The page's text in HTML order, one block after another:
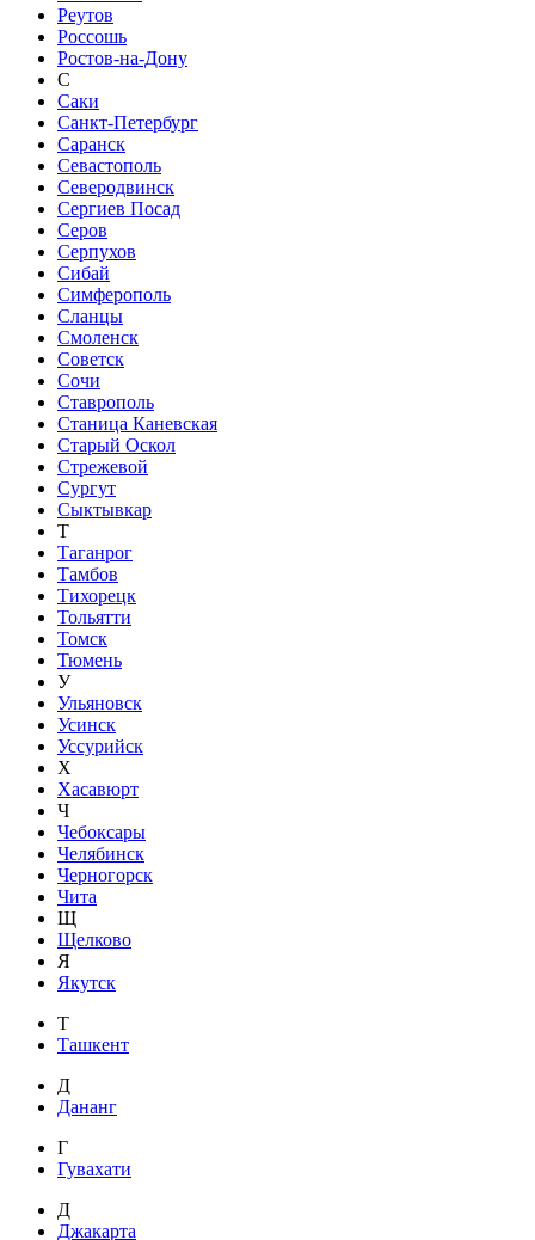
Реутов
Россошь
Ростов-на-Дону
С
Саки
Санкт-Петербург
Саранск
Севастополь
Северодвинск
Сергиев Посад
Серов
Серпухов
Сибай
Симферополь
Сланцы
Смоленск
Советск
Сочи
Ставрополь
Станица Каневская
Старый Оскол
Стрежевой
Сургут
Сыктывкар
Т
Таганрог
Тамбов
Тихорецк
Тольятти
Томск
Тюмень
У
Ульяновск
Усинск
Уссурийск
Х
Хасавюрт
Ч
Чебоксары
Челябинск
Черногорск
Чита
Щ
Щелково
Я
Якутск
Т
Ташкент
Д
Дананг
Г
Гувахати
Д
Джакарта